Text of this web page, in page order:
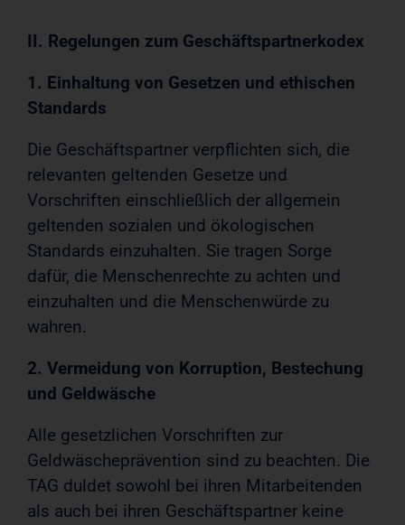
II. Regelungen zum Geschäftspartnerkodex
1. Einhaltung von Gesetzen und ethischen
Standards
Die Geschäftspartner verpflichten sich, die
relevanten geltenden Gesetze und
Vorschriften einschließlich der allgemein
geltenden sozialen und ökologischen
Standards einzuhalten. Sie tragen Sorge
dafür, die Menschenrechte zu achten und
einzuhalten und die Menschenwürde zu
wahren.
2. Vermeidung von Korruption, Bestechung
und Geldwäsche
Alle gesetzlichen Vorschriften zur
Geldwäscheprävention sind zu beachten. Die
TAG duldet sowohl bei ihren Mitarbeitenden
als auch bei ihren Geschäftspartner keine